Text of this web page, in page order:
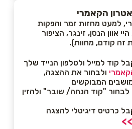
הקאמרי
למעט מחזות זמר והפקות
אוון הנסן, זינגר, הציפור
זה קודם, מחוות).
ולבחור את ההצגה,
המבוקשים
לבחור "קוד הנחה/ שובר" ולהזין